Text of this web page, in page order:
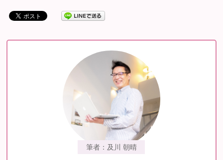
筆者：及川 朝晴